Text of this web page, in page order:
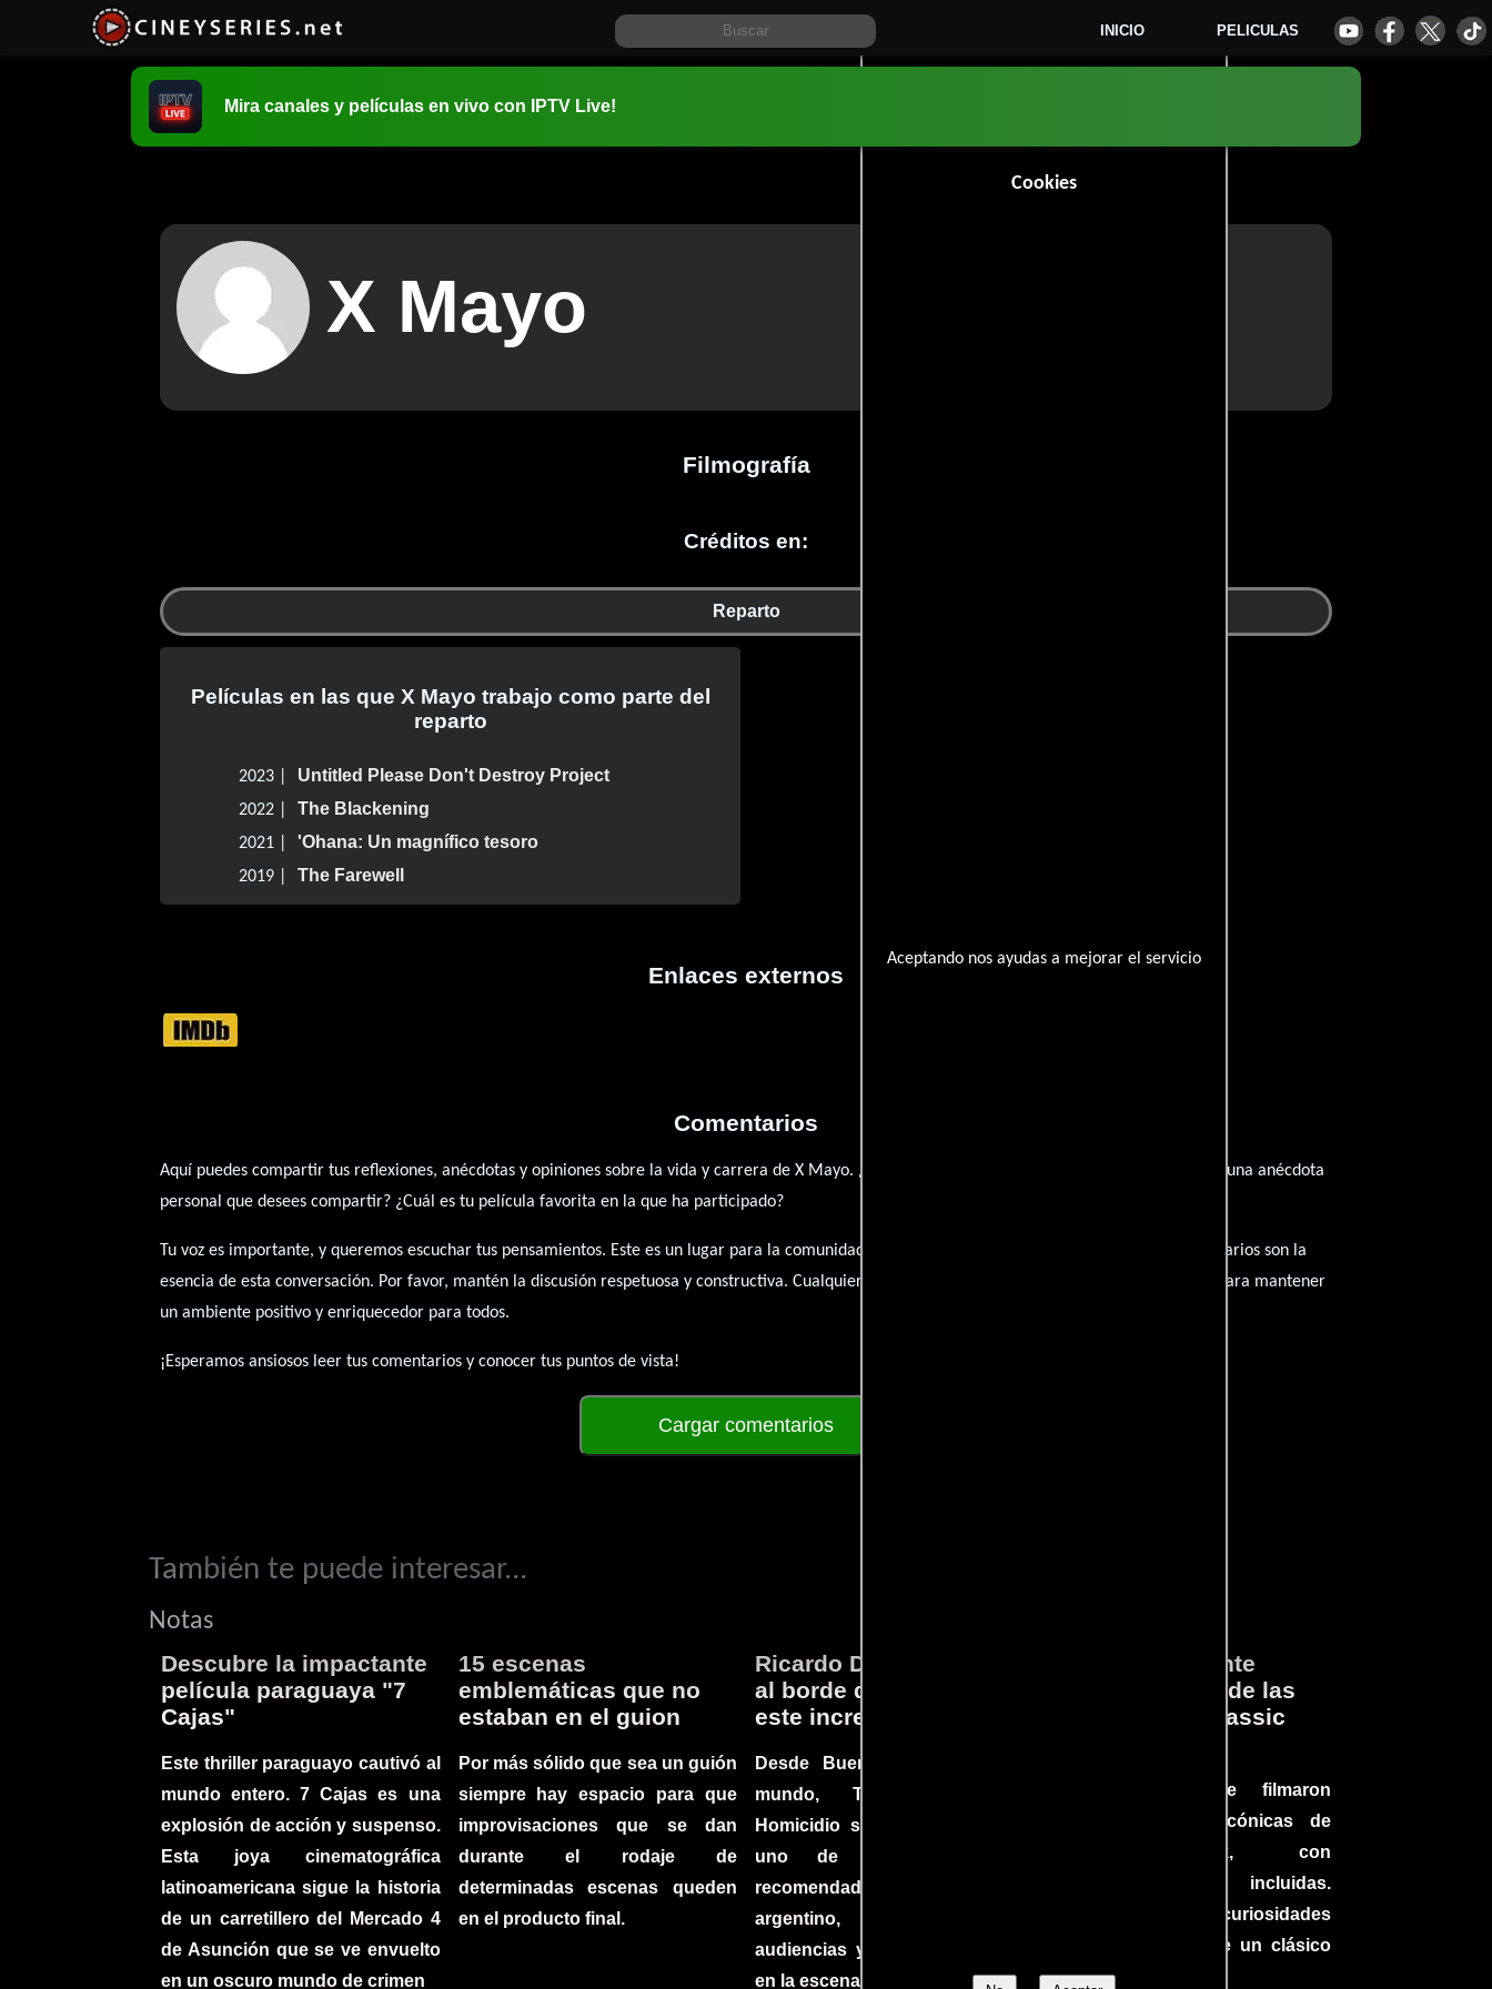
INICIO PELICULAS
Cookies
Aceptando nos ayudas a mejorar el servicio
Mira canales y películas en vivo con IPTV Live!
X Mayo
Filmografía
Créditos en:
Reparto
Películas en las que X Mayo trabajo como parte del
reparto
2023 | Untitled Please Don't Destroy Project
2022 | The Blackening
2021 | 'Ohana: Un magnífico tesoro
2019 | The Farewell
Enlaces externos
Comentarios
Aquí puedes compartir tus reflexiones, anécdotas y opiniones sobre la vida y carrera de X Mayo. ¿Qué te ha inspirado de su trayectoria? ¿Tienes alguna anécdota
personal que desees compartir? ¿Cuál es tu película favorita en la que ha participado?
Tu voz es importante, y queremos escuchar tus pensamientos. Este es un lugar para la comunidad de admiradores y amantes del cine, y tus comentarios son la
esencia de esta conversación. Por favor, mantén la discusión respetuosa y constructiva. Cualquier forma de contenido inapropiado será eliminado para mantener
un ambiente positivo y enriquecedor para todos.
¡Esperamos ansiosos leer tus comentarios y conocer tus puntos de vista!
Cargar comentarios
También te puede interesar...
Notas
Descubre la impactante
película paraguaya "7
Cajas"
Este thriller paraguayo cautivó al
mundo entero. 7 Cajas es una
explosión de acción y suspenso.
Esta joya cinematográfica
latinoamericana sigue la historia
de un carretillero del Mercado 4
de Asunción que se ve envuelto
en un oscuro mundo de crimen
15 escenas
emblemáticas que no
estaban en el guion
Por más sólido que sea un guión
siempre hay espacio para que
improvisaciones que se dan
durante el rodaje de
determinadas escenas queden
en el producto final.
Ricardo Darín te llevará
al borde del asiento en
este increíble thriller
Desde Buenos Aires hasta el
mundo, Tesis sobre un
Homicidio se ha convertido en
uno de los filmes más
recomendados del cine
argentino, cautivando
audiencias y dejando su huella
en la escena internacional.
Lo que Realmente
Sucedió detrás de las
cámaras en Jurassic
Conoce cómo se filmaron
algunas escenas icónicas de
Jurassic Park, con
improvisaciones incluidas.
¡Descubre las curiosidades
detrás del rodaje de un clásico
cinematográfico!